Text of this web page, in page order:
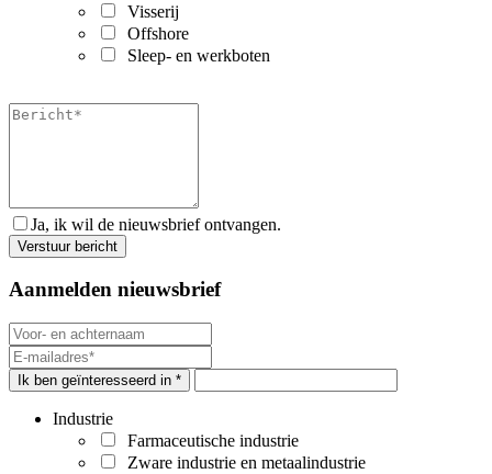
Visserij
Offshore
Sleep- en werkboten
Ja, ik wil de nieuwsbrief ontvangen.
Aanmelden nieuwsbrief
Ik ben geïnteresseerd in *
Industrie
Farmaceutische industrie
Zware industrie en metaalindustrie